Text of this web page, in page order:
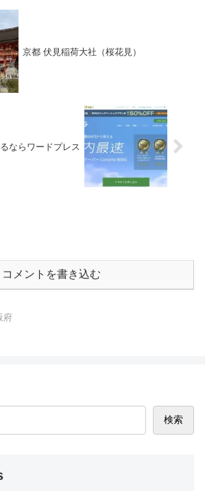
京都 伏見稲荷大社（桜花見）
ならワードプレス
コメントを書き込む
府
検索